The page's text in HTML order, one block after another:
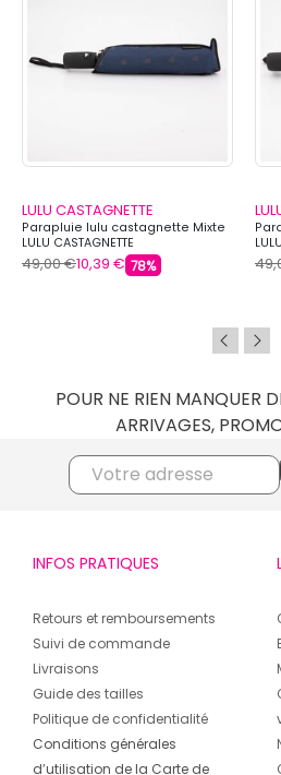
LULU CASTAGNETTE
Parapluie lulu castagnette Mixte
LULU CASTAGNETTE
49,00 €10,39 € 78%
POUR NE RIEN MANQUER
ARRIVAGES,
INFOS PRATIQUES
Retours et remboursements
Suivi de commande
Livraisons
Guide des tailles
Politique de confidentialité
Conditions générales
d’utilisation de la Carte de